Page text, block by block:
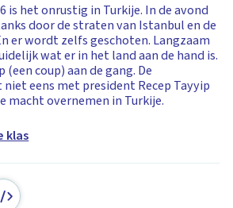
is het onrustig in Turkije. In de avond
door de straten van Istanbul en de
er wordt zelfs geschoten. Langzaam
wat er in het land aan de hand is.
(een coup) aan de gang. De
eens met president Recep Tayyip
macht overnemen in Turkije.
klas